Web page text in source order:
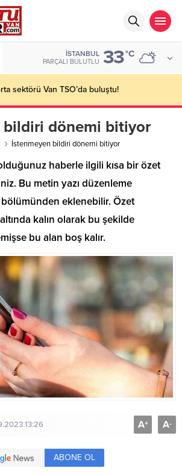
İSTANBUL
PARÇALI BULUTLU 33°C
sektörü Van TSO’da buluştu!
bildiri dönemi bitiyor
İstenmeyen bildiri dönemi bitiyor
haberle ilgili kısa bir özet
Bu metin yazı düzenleme
bölümünden eklenebilir. Özet
kalın olarak bu şekilde
bu alan boş kalır.
13:26 A+ A-
ABONE OL